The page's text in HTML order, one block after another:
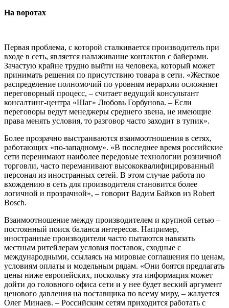
На воротах
Первая проблема, с которой сталкивается производитель при
входе в сеть, является налаживание контактов с байерами.
Зачастую крайне трудно выйти на человека, который может
принимать решения по присутствию товара в сети. «Жесткое
распределение полномочий по уровням иерархии осложняет
переговорный процесс, – считает ведущий консультант
консалтинг-центра «Шаг» Любовь Горбунова. – Если
переговоры ведут менеджеры среднего звена, не имеющие
права менять условия, то разговор часто заходит в тупик».
Более прозрачно выстраиваются взаимоотношения в сетях,
работающих «по-западному». «В последнее время российские
сети перенимают наиболее передовые технологии розничной
торговли, часто переманивают высококвалифицированный
персонал из иностранных сетей. В этом случае работа по
вхождению в сеть для производителя становится более
логичной и прозрачной», – говорит Вадим Байков из Robert
Bosch.
Взаимоотношение между производителем и крупной сетью –
постоянный поиск баланса интересов. Например,
иностранные производители часто пытаются навязать
местным ритейлерам условия поставок, сходные с
международными, ссылаясь на мировые соглашения по ценам,
условиям оплаты и модельным рядам. «Они боятся предлагать
цены ниже европейских, поскольку эта информация может
дойти до головного офиса сети и у нее будет веский аргумент
ценового давления на поставщика по всему миру, – жалуется
Олег Минаев. – Российским сетям приходится работать с